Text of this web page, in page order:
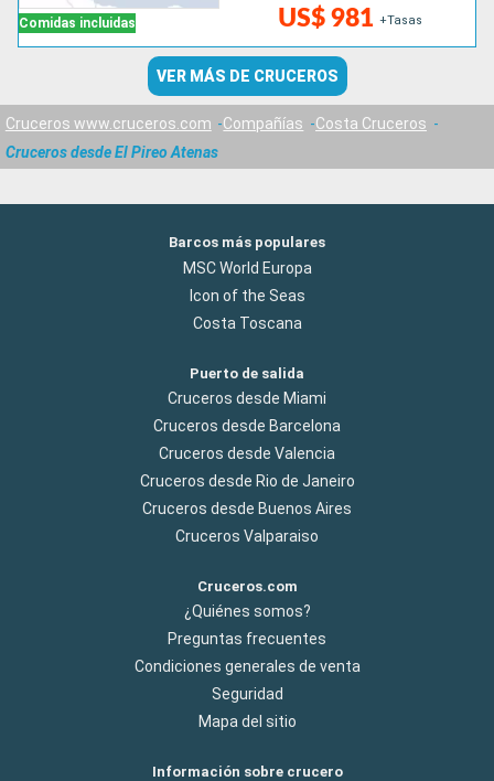
Comidas incluidas US$ 981 +Tasas
VER MÁS DE CRUCEROS
Cruceros www.cruceros.com Compañías
Costa Cruceros
Cruceros desde El Pireo Atenas
Barcos más populares
MSC World Europa
Icon of the Seas
Costa Toscana
Puerto de salida
Cruceros desde Miami
Cruceros desde Barcelona
Cruceros desde Valencia
Cruceros desde Rio de Janeiro
Cruceros desde Buenos Aires
Cruceros Valparaiso
Cruceros.com
¿Quiénes somos?
Preguntas frecuentes
Condiciones generales de venta
Seguridad
Mapa del sitio
Información sobre crucero